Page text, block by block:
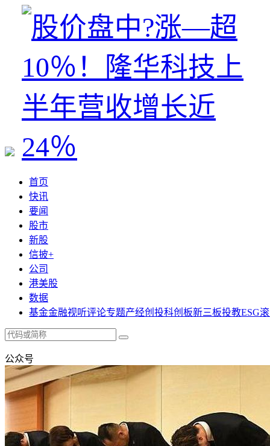
首页
快讯
要闻
股市
新股
信披+
公司
港美股
数据
基金金融视听评论专题产经创投科创板新三板投教ESG
公众号